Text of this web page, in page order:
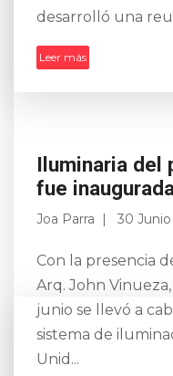
desarrolló una
Leer más
Iluminaria del
fue
Joa Parra 30
Con la presencia
Arq. John
junio se llevó a
sistema de
Unid...